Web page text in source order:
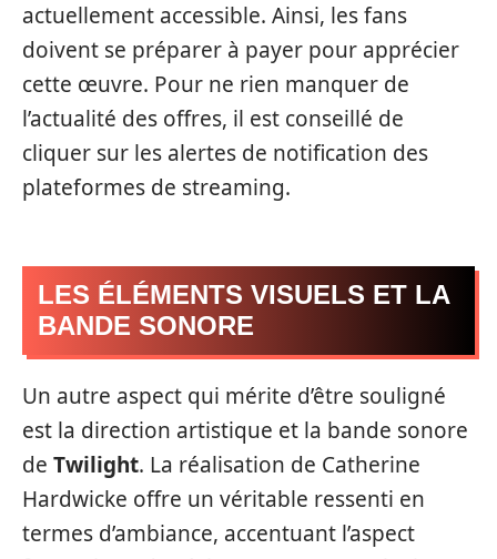
actuellement accessible. Ainsi, les fans
doivent se préparer à payer pour apprécier
cette œuvre. Pour ne rien manquer de
l’actualité des offres, il est conseillé de
cliquer sur les alertes de notification des
plateformes de streaming.
LES ÉLÉMENTS VISUELS ET LA
BANDE SONORE
Un autre aspect qui mérite d’être souligné
est la direction artistique et la bande sonore
de Twilight. La réalisation de Catherine
Hardwicke offre un véritable ressenti en
termes d’ambiance, accentuant l’aspect